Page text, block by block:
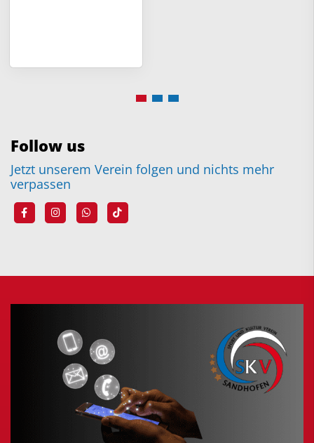
Follow us
Jetzt unserem Verein folgen und nichts mehr
verpassen